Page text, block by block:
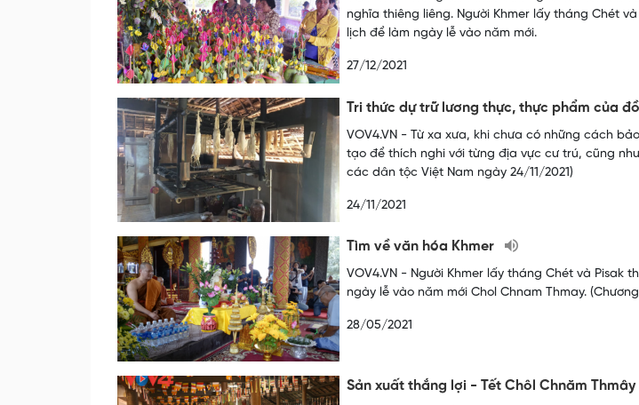
nghĩa thiêng liêng. Người Khmer lấy tháng Chét
lịch để làm ngày lễ vào năm mới.
27/12/2021
Tri thức dự trữ lương thực, thực phẩm của
VOV4.VN - Từ xa xưa, khi chưa có những cách
tạo để thích nghi với từng địa vực cư trú, cũng
các dân tộc Việt Nam ngày 24/11/2021)
24/11/2021
Tìm về văn hóa Khmer
VOV4.VN - Người Khmer lấy tháng Chét và Pisak
ngày lễ vào năm mới Chol Chnam Thmay.
28/05/2021
Sản xuất thắng lợi - Tết Chôl Chnăm